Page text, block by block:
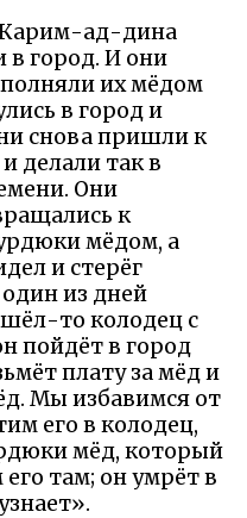
Карим-ад-дина
в город. И они
их мёдом
в город и
снова пришли к
делали так в
Они
к
мёдом, а
и стерёг
из дней
то колодец с
пойдёт в город
плату за мёд и
Мы избавимся от
его в колодец,
мёд, который
там; он умрёт в